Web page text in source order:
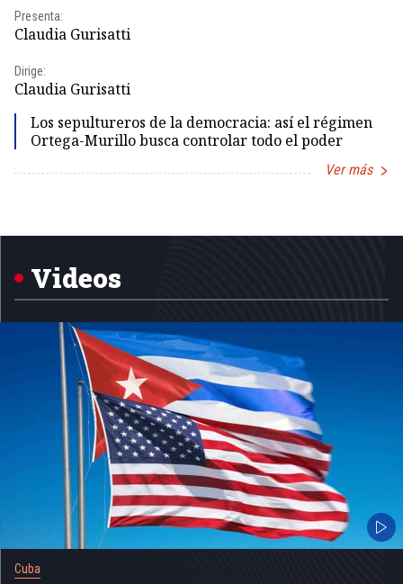
Presenta:
Claudia Gurisatti
Dirige:
Claudia Gurisatti
Los sepultureros de la democracia: así el régimen
Ortega-Murillo busca controlar todo el poder
Ver más
5
Videos
Cuba